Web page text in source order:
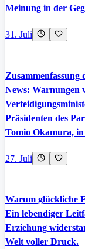
Meinung in der
31. Juli
Zusammenfassung
News: Warnungen
Präsidenten des
Tomio Okamura,
27. Juli
Warum glückliche
Ein lebendiger
Erziehung
Welt voller Druck.